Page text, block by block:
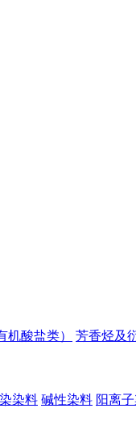
机酸盐类） 芳香烃及
染料 碱性染料 阳离